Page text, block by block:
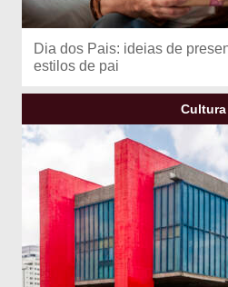
Dia dos Pais: ideias de
estilos de pai
Cultura